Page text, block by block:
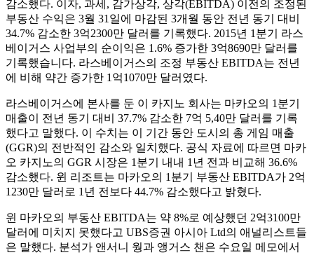
감소했다. 이자, 과세, 감가상각, 상각(EBITDA) 이전의 조정된
부동산 수익은 3월 31일에 마감된 3개월 동안 전년 동기 대비
34.7% 감소한 3억2300만 달러를 기록했다. 2015년 1분기 라스
베이거스 사업부의 순이익은 1.6% 증가한 3억8690만 달러를
기록했습니다. 라스베이거스의 조정 부동산 EBITDA는 전년
에 비해 약간 증가한 1억1070만 달러였다.
라스베이거스에 본사를 둔 이 카지노 회사는 마카오의 1분기
매출이 전년 동기 대비 37.7% 감소한 7억 5,40만 달러를 기록
했다고 말했다. 이 수치는 이 기간 동안 도시의 총 게임 매출
(GGR)의 전반적인 감소와 일치했다. 공식 자료에 따르면 마카
오 카지노의 GGR 시장은 1분기 내내 1년 전과 비교해 36.6%
감소했다. 윈 리조트는 마카오의 1분기 부동산 EBITDA가 2억
1230만 달러로 1년 전보다 44.7% 감소했다고 밝혔다.
윈 마카오의 부동산 EBITDA는 약 8%로 예상했던 2억3100만
달러에 미치지 못했다고 UBS증권 아시아 Ltd의 애널리스트들
은 말했다. 분석가 앤서니 웡과 앵거스 챈은 수요일 메모에서